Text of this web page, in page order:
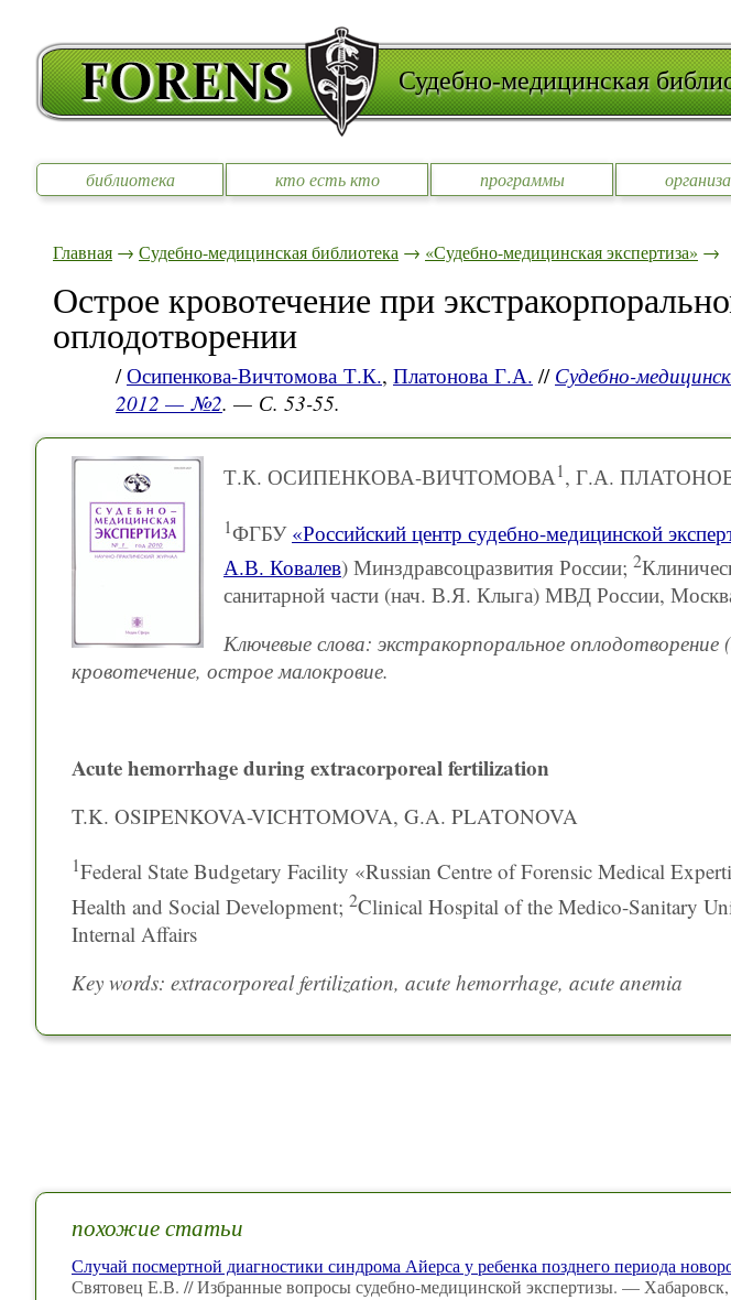
Судебно-медицинская
библиотека кто есть кто программы
Главная → Судебно-медицинская библиотека → «Судебно-медицинская экспертиза» →
Острое кровотечение при
оплодотворении
/Осипенкова-Вичтомова Т.К., Платонова Г.А. // Судебно-
2012 — №2. — С. 53-55.
Т.К. ОСИПЕНКОВА-ВИЧТОМОВА1, Г.А.
1ФГБУ «Российский центр судебно-медицинской
А.В. Ковалев) Минздравсоцразвития России; 2
санитарной части (нач. В.Я. Клыга) МВД России,
Ключевые слова: экстракорпоральное
кровотечение, острое малокровие.
Acute hemorrhage during extracorporeal fertilization
T.K. OSIPENKOVA-VICHTOMOVA, G.A. PLATONOVA
1Federal State Budgetary Facility «Russian Centre of Forensic Medical
Health and Social Development; 2Clinical Hospital of the Medico-Sanitary
Internal Affairs
Key words: extracorporeal fertilization, acute hemorrhage, acute anemia
похожие статьи
Случай посмертной диагностики синдрома Айерса у ребенка позднего периода
Святовец Е.В. // Избранные вопросы судебно-медицинской экспертизы. —